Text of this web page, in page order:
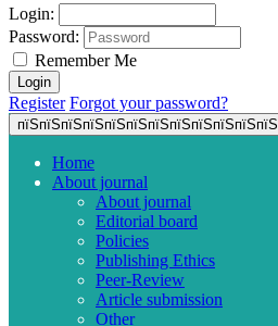
Login:
Password:
Remember Me
Register Forgot your password?
пїЅпїЅпїЅпїЅпїЅпїЅпїЅпїЅпїЅпїЅпїЅпїЅ
Home
About journal
About journal
Editorial board
Policies
Publishing Ethics
Peer-Review
Article submission
Other